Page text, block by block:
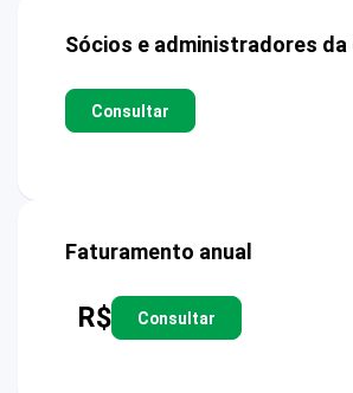
Sócios e administradores da
Consultar
Faturamento anual
R$ Consultar